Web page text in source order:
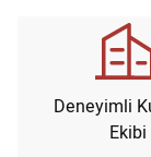
Deneyimli
Ekibi